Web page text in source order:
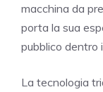
macchina da
porta la sua
pubblico dentro
La tecnologia